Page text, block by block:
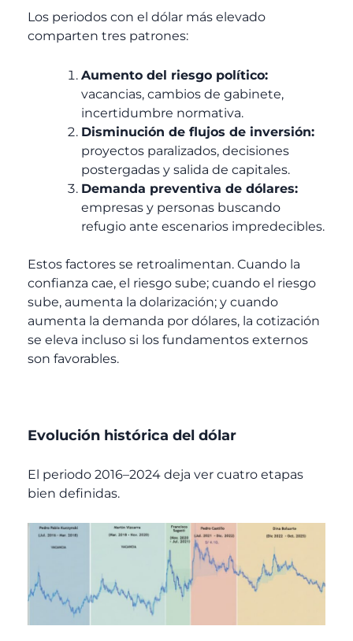
Los periodos con el dólar más elevado
comparten tres patrones:
Aumento del riesgo político:
vacancias, cambios de gabinete,
incertidumbre normativa.
Disminución de flujos de inversión:
proyectos paralizados, decisiones
postergadas y salida de capitales.
Demanda preventiva de dólares:
empresas y personas buscando
refugio ante escenarios impredecibles.
Estos factores se retroalimentan. Cuando la
confianza cae, el riesgo sube; cuando el riesgo
sube, aumenta la dolarización; y cuando
aumenta la demanda por dólares, la cotización
se eleva incluso si los fundamentos externos
son favorables.
Evolución histórica del dólar
El periodo 2016–2024 deja ver cuatro etapas
bien definidas.